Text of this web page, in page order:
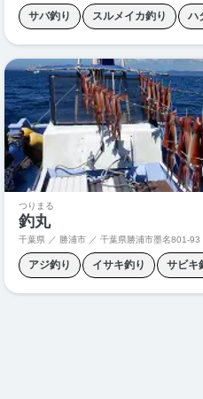
サバ釣り スルメイカ釣り ハ
ヒラメ釣り プラヅノ 根魚釣
つりまる
釣丸
千葉県 ／ 勝浦市 ／ 千葉県勝浦市墨名801-93
アジ釣り イサキ釣り サビキ
スルメイカ釣り プラヅノ マ